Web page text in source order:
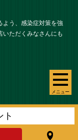
メニュー
よう、感染症対策を強
ただくみなさんにも
ト